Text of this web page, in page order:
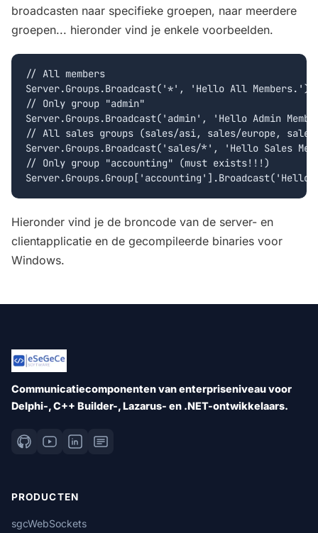
broadcasten naar specifieke groepen, naar meerdere
groepen... hieronder vind je enkele voorbeelden.
// All members
Server.Groups.Broadcast('*', 'Hello All Members.');
// Only group "admin"
Server.Groups.Broadcast('admin', 'Hello Admin
// All sales groups (sales/asi, sales/europe,
Server.Groups.Broadcast('sales/*', 'Hello Sales
// Only group "accounting" (must exists!!!)
Hieronder vind je de broncode van de server- en
clientapplicatie en de gecompileerde binaries voor
Windows.
Communicatiecomponenten van enterpriseniveau voor
Delphi-, C++ Builder-, Lazarus- en .NET-ontwikkelaars.
PRODUCTEN
sgcWebSockets